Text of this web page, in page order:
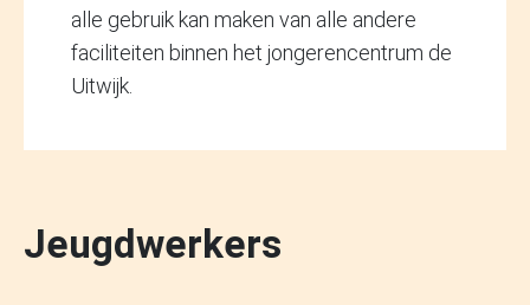
alle gebruik kan maken van alle andere
faciliteiten binnen het jongerencentrum de
Uitwijk.
Jeugdwerkers